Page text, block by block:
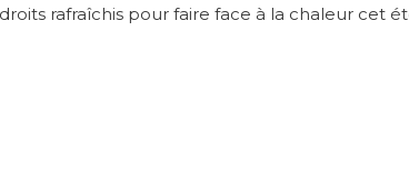
rafraîchis pour faire face à la chaleur cet